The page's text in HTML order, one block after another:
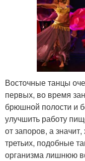
Восточные танцы
первых, во время
брюшной полости и
улучшить работу
от запоров, а
третьих, подобные
организма лишнюю